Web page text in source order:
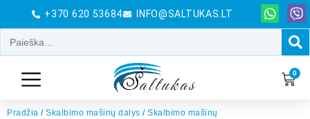
+370 620 53684 INFO@SALTUKAS.LT
0
Pradžia / Skalbimo mašinų dalys / Skalbimo mašinų